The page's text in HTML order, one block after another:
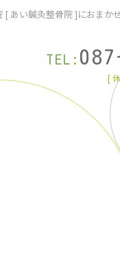
あい鍼灸整骨院 ]におまか
TEL:
[